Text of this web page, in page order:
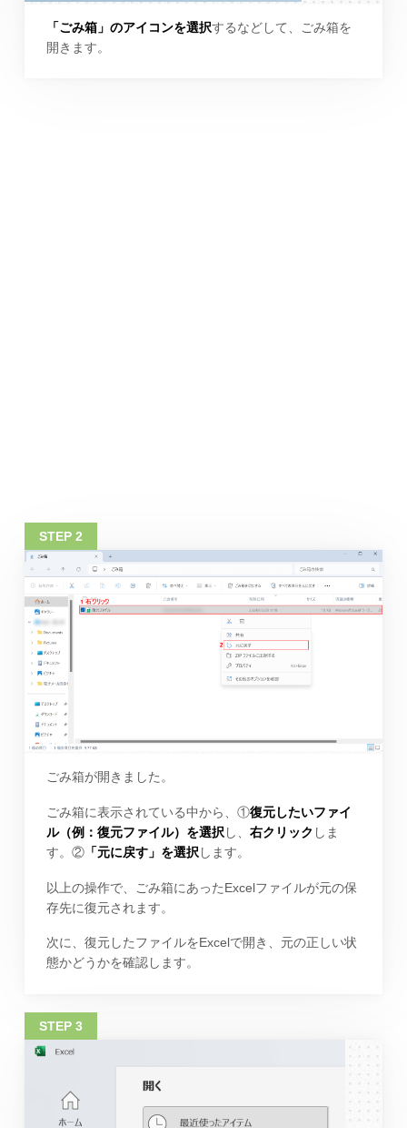
「ごみ箱」のアイコンを選択するなどして、ごみ箱を
開きます。
ごみ箱が開きました。
ごみ箱に表示されている中から、①復元したいファイ
ル（例：復元ファイル）を選択 し、 右クリック しま
す。②「元に戻す」を選択 します。
以上の操作で、ごみ箱にあったExcelファイルが元の保
存先に復元されます。
次に、復元したファイルをExcelで開き、元の正しい状
態かどうかを確認します。